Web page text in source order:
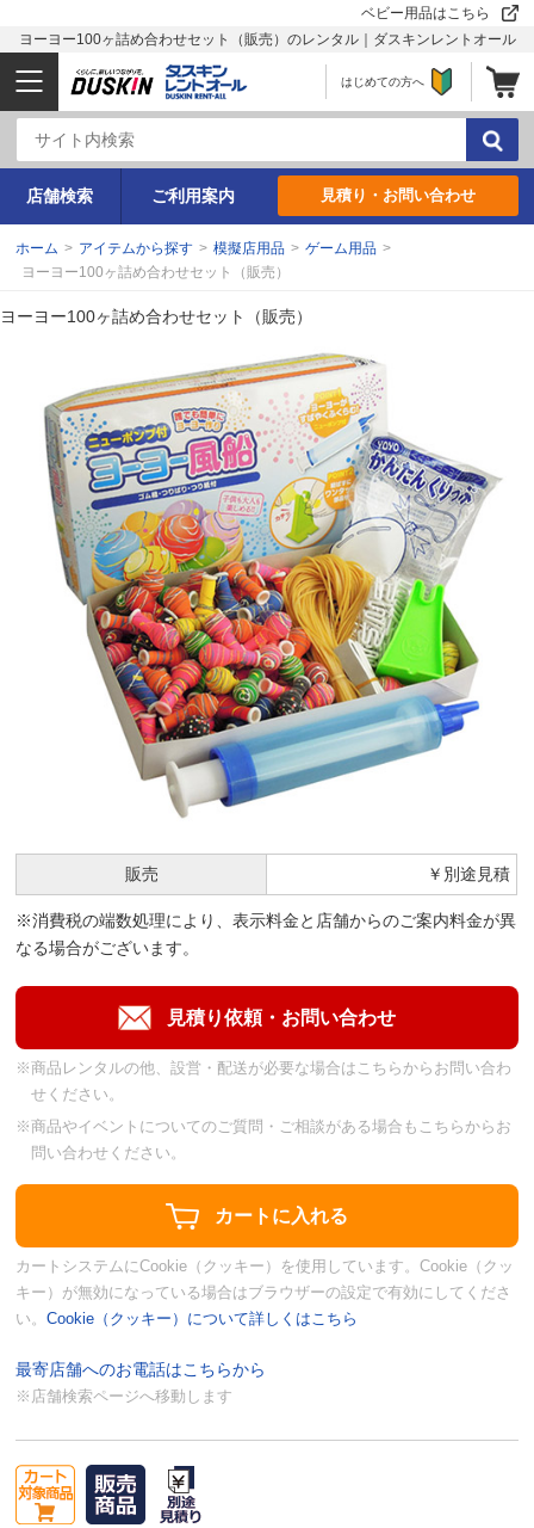
ベビー用品はこちら
ヨーヨー100ヶ詰め合わせセット（販売）のレンタル｜ダスキンレントオール
はじめての方へ
店舗検索 ご利用案内 見積り・お問い合わせ
ホーム > アイテムから探す > 模擬店用品 > ゲーム用品 >
ヨーヨー100ヶ詰め合わせセット（販売）
ヨーヨー100ヶ詰め合わせセット（販売）
販売 ￥別途見積
※消費税の端数処理により、表示料金と店舗からのご案内料金が異
なる場合がございます。
※商品レンタルの他、設営・配送が必要な場合はこちらからお問い合わ
せください。
※商品やイベントについてのご質問・ご相談がある場合もこちらからお
問い合わせください。
カートシステムにCookie（クッキー）を使用しています。Cookie（クッ
キー）が無効になっている場合はブラウザーの設定で有効にしてくださ
い。Cookie（クッキー）について詳しくはこちら
最寄店舗へのお電話はこちらから
※店舗検索ページへ移動します